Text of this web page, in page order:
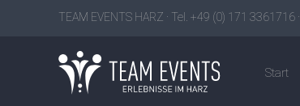
TEAM EVENTS HARZ · Tel. +49 (0) 171 3361716 ·
Start